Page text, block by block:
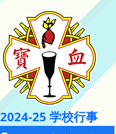
2024-25 学校行事